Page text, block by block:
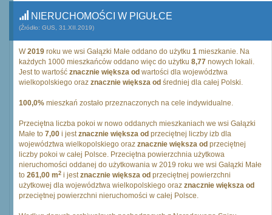
NIERUCHOMOŚCI W PIGUŁCE
(Źródło: GUS, 31.XII.2019)
W2019 roku we wsi Gałązki Małe oddano do użytku 1 mieszkanie. Na
każdych 1000 mieszkańców oddano więc do użytku 8,77 nowych lokali.
Jest to wartość znacznie większa od wartości dla województwa
wielkopolskiego oraz znacznie większa od średniej dla całej Polski.
100,0% mieszkań zostało przeznaczonych na cele indywidualne.
Przeciętna liczba pokoi w nowo oddanych mieszkaniach we wsi Gałązki
Małe to 7,00 i jestznacznie większa od przeciętnej liczby izb dla
województwa wielkopolskiego oraz znacznie większa od przeciętnej
liczby pokoi w całej Polsce. Przeciętna powierzchnia użytkowa
nieruchomości oddanej do użytkowania w 2019 roku we wsi Gałązki Małe
to 261,00 m2 i jestznacznie większa od przeciętnej powierzchni
użytkowej dla województwa wielkopolskiego oraz znacznie większa od
przeciętnej powierzchni nieruchomości w całej Polsce.